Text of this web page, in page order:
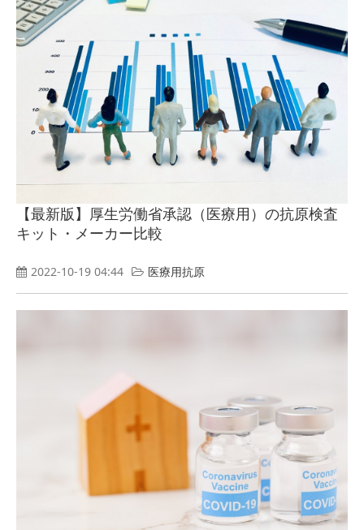
【最新版】厚生労働省承認（医療用）の抗原検査
キット・メーカー比較
2022-10-19 04:44 医療用抗原